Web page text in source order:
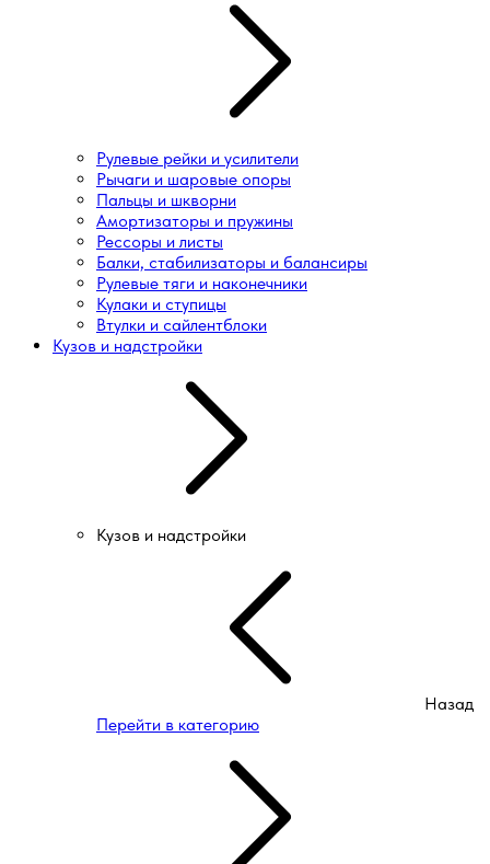
Рулевые рейки и усилители
Рычаги и шаровые опоры
Пальцы и шкворни
Амортизаторы и пружины
Рессоры и листы
Балки, стабилизаторы и балансиры
Рулевые тяги и наконечники
Кулаки и ступицы
Втулки и сайлентблоки
Кузов и надстройки
Кузов и надстройки
Назад
Перейти в категорию